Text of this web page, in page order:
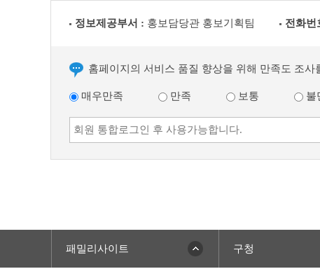
정보제공부서 : 홍보담당관 홍보기획팀 전화번
홈페이지의 서비스 품질 향상을 위해 만족도 조
매우만족 만족 보통 불
패밀리사이트 구청